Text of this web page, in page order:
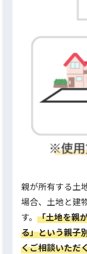
親が所有する土
場合、土地と建
す。 「土地を親
る」という親子
くご相談いただ